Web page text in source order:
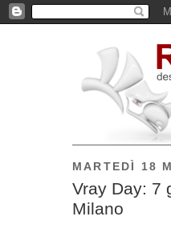
MARTEDÌ 18
Vray Day: 7
Milano